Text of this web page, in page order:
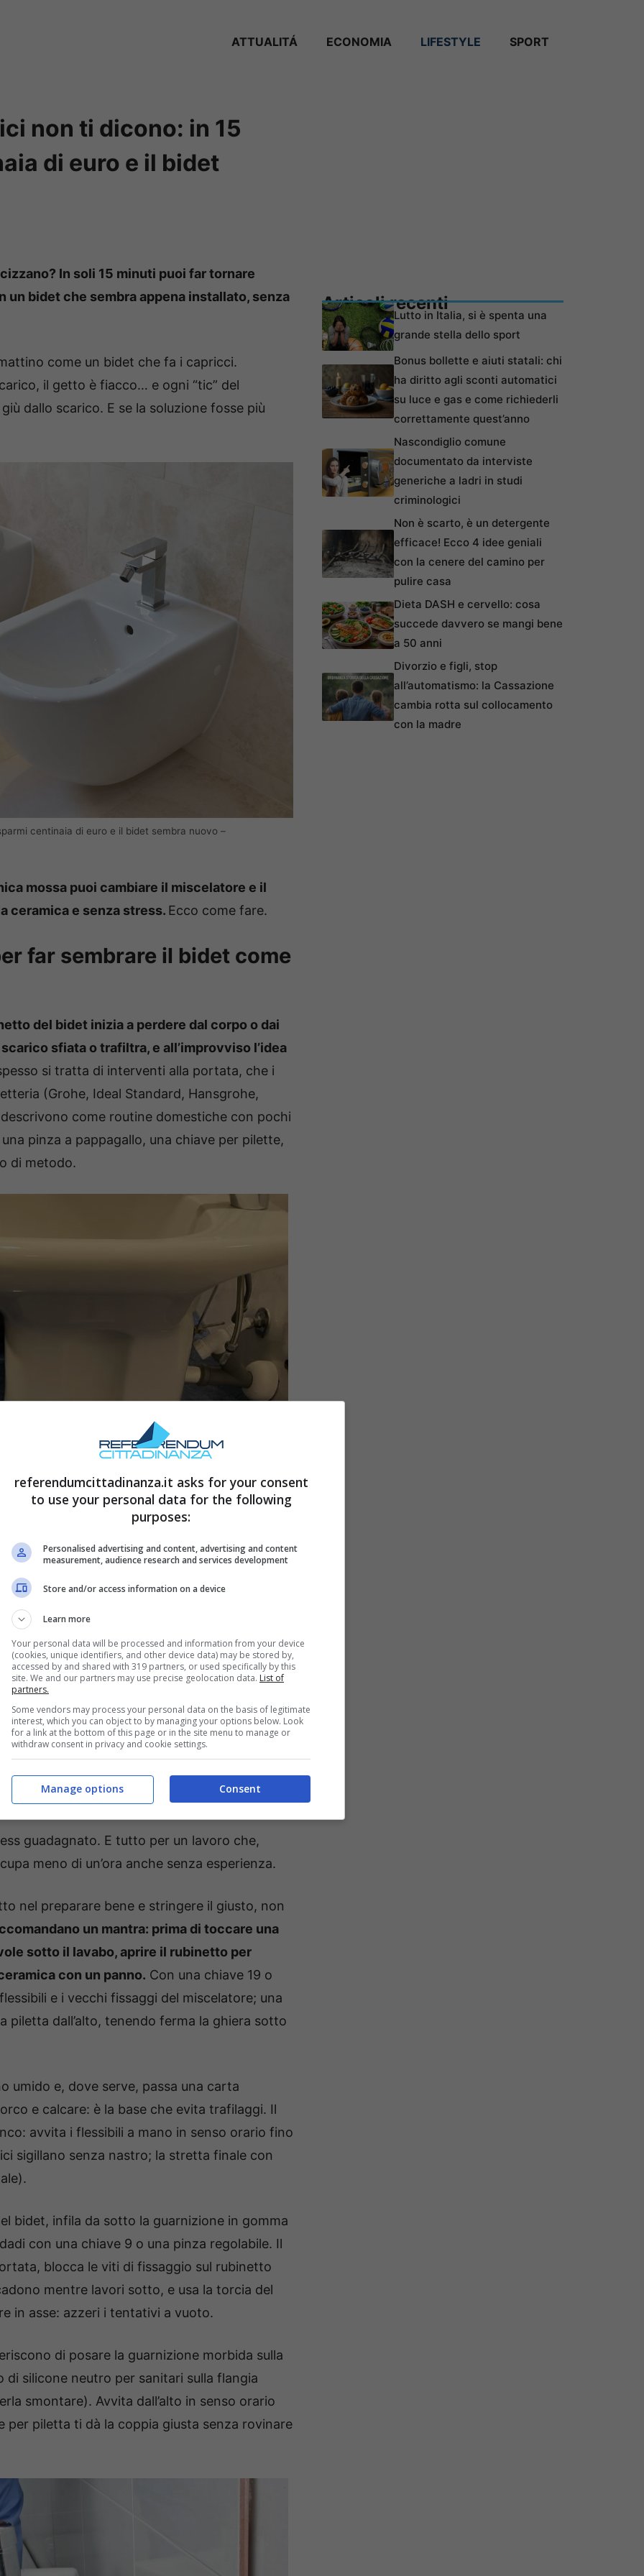
ATTUALITÁ ECONOMIA LIFESTYLE SPORT
non ti dicono: in 15
di euro e il bidet
In soli 15 minuti puoi far tornare
un bidet che sembra appena installato, senza
come un bidet che fa i capricci.
il getto è fiacco… e ogni “tic” del
dallo scarico. E se la soluzione fosse più
centinaia di euro e il bidet sembra nuovo –
mossa puoi cambiare il miscelatore e il
ceramica e senza stress. Ecco come fare.
far sembrare il bidet come
del bidet inizia a perdere dal corpo o dai
sfiata o trafiltra, e all’improvviso l’idea
si tratta di interventi alla portata, che i
(Grohe, Ideal Standard, Hansgrohe,
come routine domestiche con pochi
pinza a pappagallo, una chiave per pilette,
di metodo.
nuovo – referendumcittadinanza.it
calcare sotto il rubinetto, goccioline che
arrivano dal foro della piletta. A volte il
intasato; altre, il rubinetto suda alla base,
ceramica da sostituire.
gocce “innocue” possono trasformarsi in
del mobile, fughe e – peggio – il soffitto del
regolato lascia passare i gas di scarico,
c’è la bolletta: un rubinetto che perde può
guadagnato. E tutto per un lavoro che,
meno di un’ora anche senza esperienza.
nel preparare bene e stringere il giusto, non
un mantra: prima di toccare una
sotto il lavabo, aprire il rubinetto per
con un panno. Con una chiave 19 o
e i vecchi fissaggi del miscelatore; una
dall’alto, tenendo ferma la ghiera sotto
umido e, dove serve, passa una carta
e calcare: è la base che evita trafilaggi. Il
avvita i flessibili a mano in senso orario fino
sigillano senza nastro; la stretta finale con
bidet, infila da sotto la guarnizione in gomma
con una chiave 9 o una pinza regolabile. Il
blocca le viti di fissaggio sul rubinetto
mentre lavori sotto, e usa la torcia del
in asse: azzeri i tentativi a vuoto.
di posare la guarnizione morbida sulla
silicone neutro per sanitari sulla flangia
smontare). Avvita dall’alto in senso orario
piletta ti dà la coppia giusta senza rovinare
Articoli recenti
Lutto in Italia, si è spenta una
grande stella dello sport
Bonus bollette e aiuti statali: chi
ha diritto agli sconti automatici
su luce e gas e come richiederli
correttamente quest’anno
Nascondiglio comune
documentato da interviste
generiche a ladri in studi
criminologici
Non è scarto, è un detergente
efficace! Ecco 4 idee geniali
con la cenere del camino per
pulire casa
Dieta DASH e cervello: cosa
succede davvero se mangi bene
a 50 anni
Divorzio e figli, stop
all’automatismo: la Cassazione
cambia rotta sul collocamento
con la madre
referendumcittadinanza.it asks for your consent
to use your personal data for the following
purposes:
Personalised advertising and content, advertising and content
measurement, audience research and services development
Store and/or access information on a device
Learn more
Your personal data will be processed and information from your device
(cookies, unique identifiers, and other device data) may be stored by,
accessed by and shared with 319 partners, or used specifically by this
site. We and our partners may use precise geolocation data. List of
partners.
Some vendors may process your personal data on the basis of legitimate
interest, which you can object to by managing your options below. Look
for a link at the bottom of this page or in the site menu to manage or
withdraw consent in privacy and cookie settings.
Consent
Manage options